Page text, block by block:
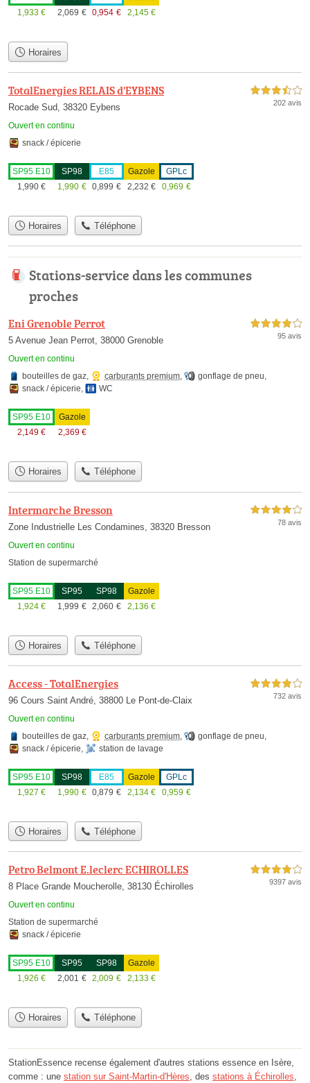
1,933 €
2,069 €
0,954 €
2,145 €
Horaires
TotalEnergies RELAIS d'EYBENS
Rocade Sud, 38320 Eybens
Ouvert en continu
3,5 étoiles sur 5
202 avis
snack / épicerie
SP95 E10
1,990 €
SP98
1,990 €
E85
0,899 €
Gazole
2,232 €
GPLc
0,969 €
Horaires Téléphone
Stations-service dans les communes
proches
Eni Grenoble Perrot
5 Avenue Jean Perrot, 38000 Grenoble
Ouvert en continu
4,0 étoiles sur 5
95 avis
bouteilles de gaz, carburants premium, gonflage de pneu,
snack / épicerie, WC
SP95 E10
2,149 €
Gazole
2,369 €
Horaires Téléphone
Intermarche Bresson
Zone Industrielle Les Condamines, 38320 Bresson
Ouvert en continu
4,0 étoiles sur 5
78 avis
Station de supermarché
SP95 E10
1,924 €
SP95
1,999 €
SP98
2,060 €
Gazole
2,136 €
Horaires Téléphone
Access - TotalEnergies
96 Cours Saint André, 38800 Le Pont-de-Claix
Ouvert en continu
4,0 étoiles sur 5
732 avis
bouteilles de gaz, carburants premium, gonflage de pneu,
snack / épicerie, station de lavage
SP95 E10
1,927 €
SP98
1,990 €
E85
0,879 €
Gazole
2,134 €
GPLc
0,959 €
Horaires Téléphone
Petro Belmont E.leclerc ECHIROLLES
8 Place Grande Moucherolle, 38130 Échirolles
Ouvert en continu
4,0 étoiles sur 5
9397 avis
Station de supermarché
snack / épicerie
SP95 E10
1,926 €
SP95
2,001 €
SP98
2,009 €
Gazole
2,133 €
Horaires Téléphone
StationEssence recense également d'autres stations essence en Isère,
comme : une station sur Saint-Martin-d'Hères , des stations à Échirolles